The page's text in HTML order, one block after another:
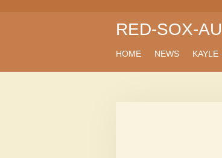
RED-SOX-
HOME NEWS KAYLE